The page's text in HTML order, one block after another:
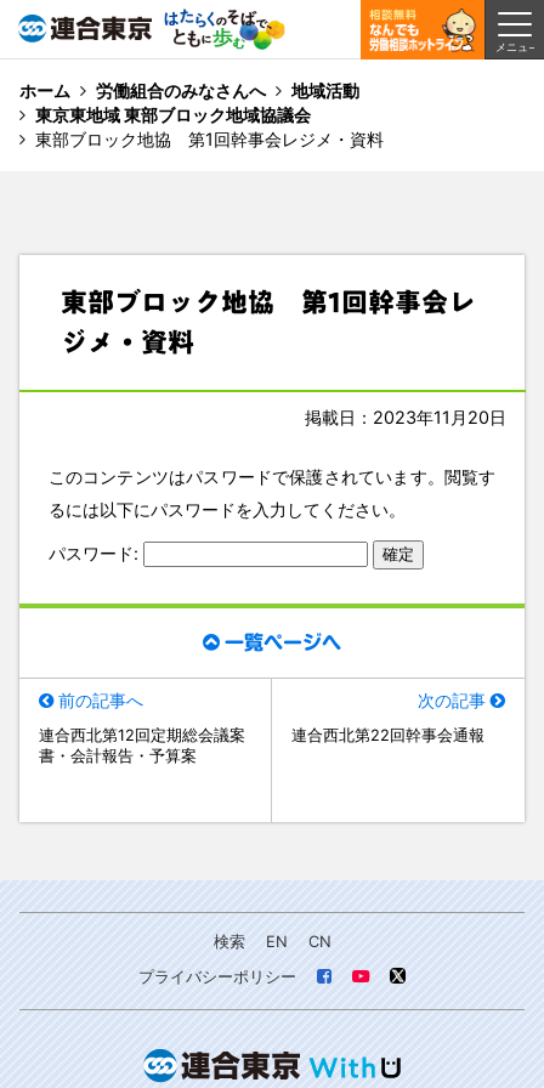
ホーム 労働組合のみなさんへ
地域活動
東京東地域 東部ブロック地域協議会
東部ブロック地協 第1回幹事会レジメ・資料
東部ブロック地協 第1回幹事会レ
ジメ・資料
掲載日：2023年11月20日
このコンテンツはパスワードで保護されています。閲覧す
るには以下にパスワードを入力してください。
パスワード:
一覧ページへ
前の記事へ
連合西北第12回定期総会議案
書・会計報告・予算案
次の記事
連合西北第22回幹事会通報
検索 EN
CN
プライバシーポリシー